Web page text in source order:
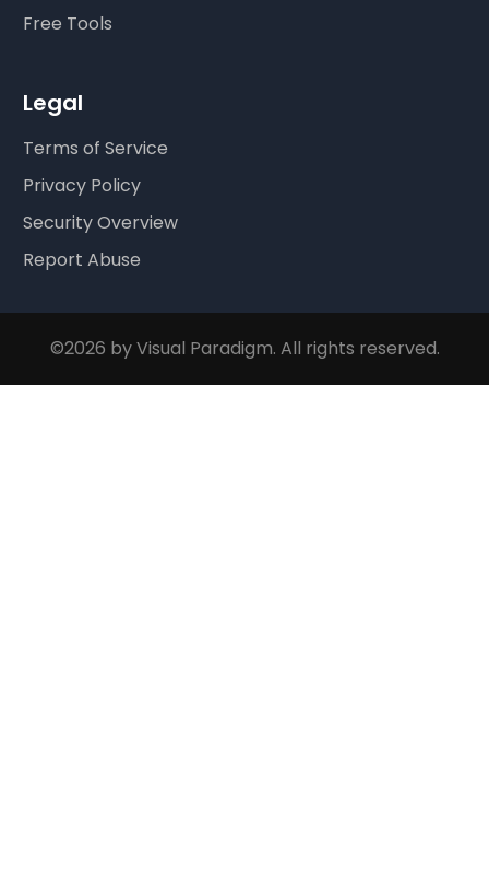
Free Tools
Legal
Terms of Service
Privacy Policy
Security Overview
Report Abuse
©2026 by Visual Paradigm. All rights reserved.